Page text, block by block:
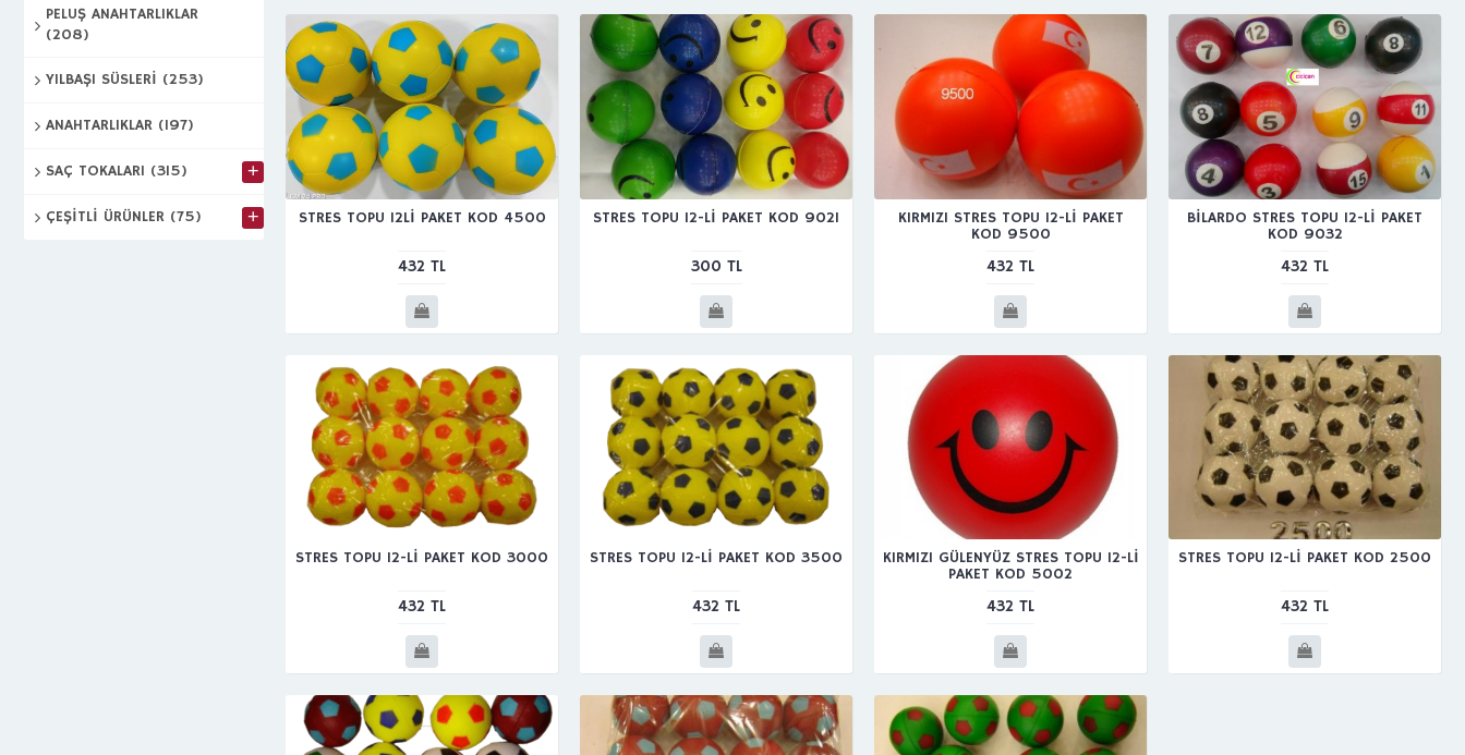
PELUŞ ANAHTARLIKLAR
(208)
YILBAŞI SÜSLERİ (253)
ANAHTARLIKLAR (197)
SAÇ TOKALARI (315) +
ÇEŞİTLİ ÜRÜNLER (75) + STRES TOPU 12Lİ PAKET KOD 4500
432 TL
STRES TOPU 12-Lİ PAKET KOD 9021
300 TL
KIRMIZI STRES TOPU 12-Lİ PAKET
KOD 9500
432 TL
BİLARDO STRES TOPU 12-Lİ PAKET
KOD 9032
432 TL
STRES TOPU 12-Lİ PAKET KOD 3000
432 TL
STRES TOPU 12-Lİ PAKET KOD 3500
432 TL
KIRMIZI GÜLENYÜZ STRES TOPU 12-Lİ
PAKET KOD 5002
432 TL
STRES TOPU 12-Lİ PAKET KOD 2500
432 TL